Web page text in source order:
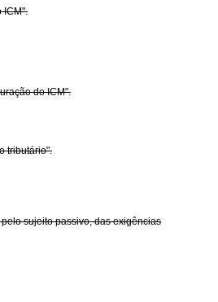
ICM".
do ICM".
tributário".
sujeito passivo, das exigências